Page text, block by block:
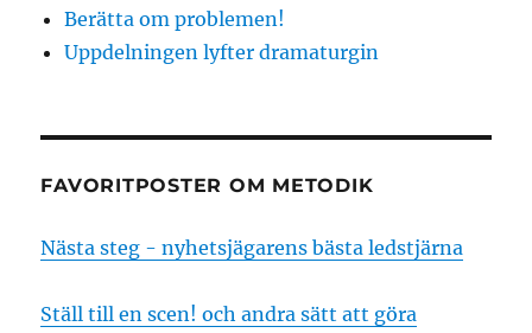
Berätta om problemen!
Uppdelningen lyfter dramaturgin
FAVORITPOSTER OM METODIK
Nästa steg - nyhetsjägarens bästa ledstjärna
Ställ till en scen! och andra sätt att göra